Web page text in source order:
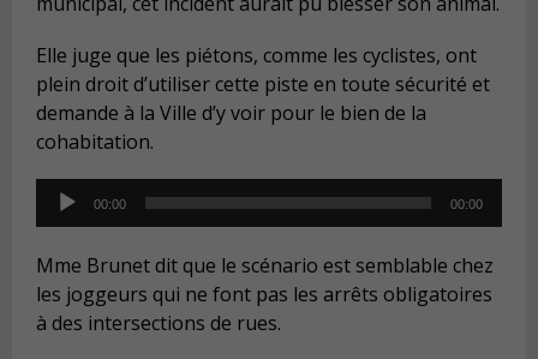
Elle juge que les piétons, comme les cyclistes, ont
plein droit d’utiliser cette piste en toute sécurité et
demande à la Ville d’y voir pour le bien de la
cohabitation.
Audio
Player
00:00 00:00
Mme Brunet dit que le scénario est semblable chez
les joggeurs qui ne font pas les arrêts obligatoires
à des intersections de rues.